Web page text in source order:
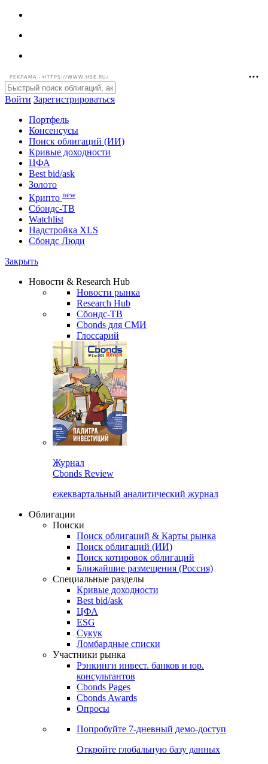
РЕКЛАМА • HTTPS://WWW.HSE.RU/
Войти Зарегистрироваться
Портфель
Консенсусы
Поиск облигаций (ИИ)
Кривые доходности
ЦФА
Best bid/ask
Золото
Крипто new
Watchlist
Сбондс Люди
Новости & Research Hub
Новости рынка
Research Hub
Сбондс-ТВ
Cbonds для СМИ
Глоссарий
Cbonds Review
ежеквартальный аналитический журнал
Облигации
Поиски
Поиск облигаций & Карты рынка
Поиск облигаций (ИИ)
Поиск котировок облигаций
Ближайшие размещения (Россия)
Специальные разделы
Кривые доходности
Best bid/ask
ЦФА
ESG
Сукук
Ломбардные списки
Участники рынка
Рэнкинги инвест. банков и юр.
Cbonds Pages
Опросы